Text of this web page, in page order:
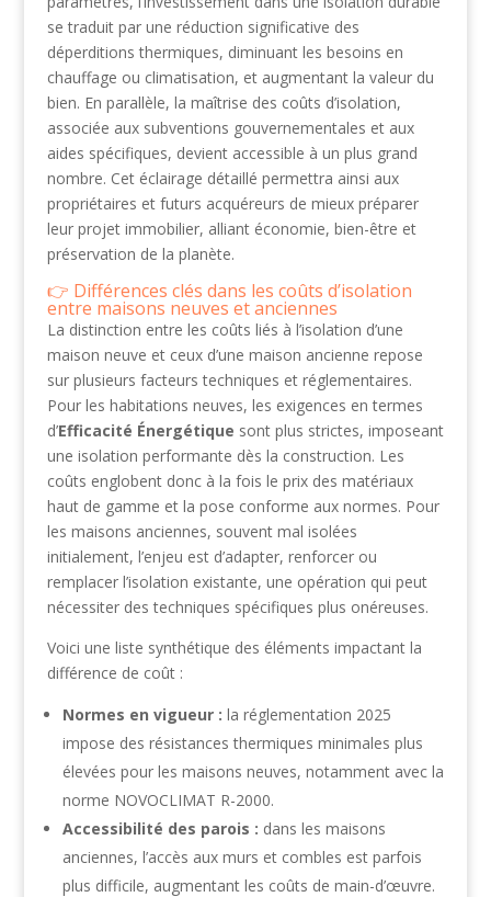
se traduit par une réduction significative des
déperditions thermiques, diminuant les besoins en
chauffage ou climatisation, et augmentant la valeur du
bien. En parallèle, la maîtrise des coûts d’isolation,
associée aux subventions gouvernementales et aux
aides spécifiques, devient accessible à un plus grand
nombre. Cet éclairage détaillé permettra ainsi aux
propriétaires et futurs acquéreurs de mieux préparer
leur projet immobilier, alliant économie, bien-être et
préservation de la planète.
Différences clés dans les coûts d’isolation
entre maisons neuves et anciennes
La distinction entre les coûts liés à l’isolation d’une
maison neuve et ceux d’une maison ancienne repose
sur plusieurs facteurs techniques et réglementaires.
Pour les habitations neuves, les exigences en termes
d’Efficacité Énergétique sont plus strictes, imposeant
une isolation performante dès la construction. Les
coûts englobent donc à la fois le prix des matériaux
haut de gamme et la pose conforme aux normes. Pour
les maisons anciennes, souvent mal isolées
initialement, l’enjeu est d’adapter, renforcer ou
remplacer l’isolation existante, une opération qui peut
nécessiter des techniques spécifiques plus onéreuses.
Voici une liste synthétique des éléments impactant la
différence de coût :
Normes en vigueur : la réglementation 2025
impose des résistances thermiques minimales plus
élevées pour les maisons neuves, notamment avec la
norme NOVOCLIMAT R-2000.
Accessibilité des parois : dans les maisons
anciennes, l’accès aux murs et combles est parfois
plus difficile, augmentant les coûts de main-d’œuvre.